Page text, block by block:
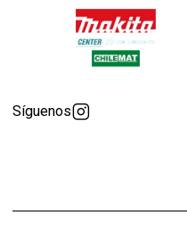
Síguenos